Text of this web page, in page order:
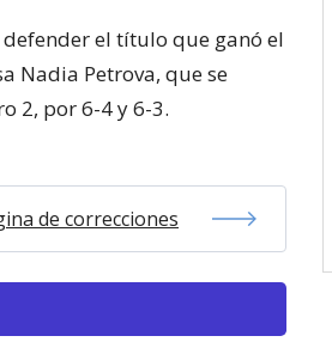
defender el título que ganó el
Nadia Petrova, que se
2, por 6-4 y 6-3.
de correcciones